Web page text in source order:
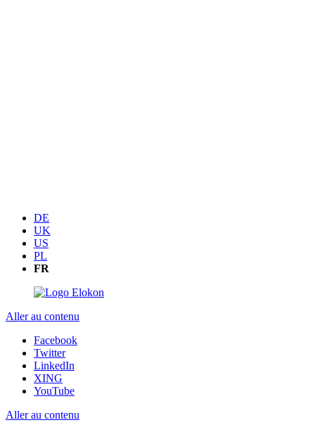
DE
UK
US
PL
FR
Aller au contenu
Facebook
Twitter
LinkedIn
XING
YouTube
Aller au contenu